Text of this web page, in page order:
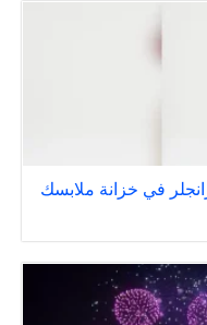
في خزانة ملابسك